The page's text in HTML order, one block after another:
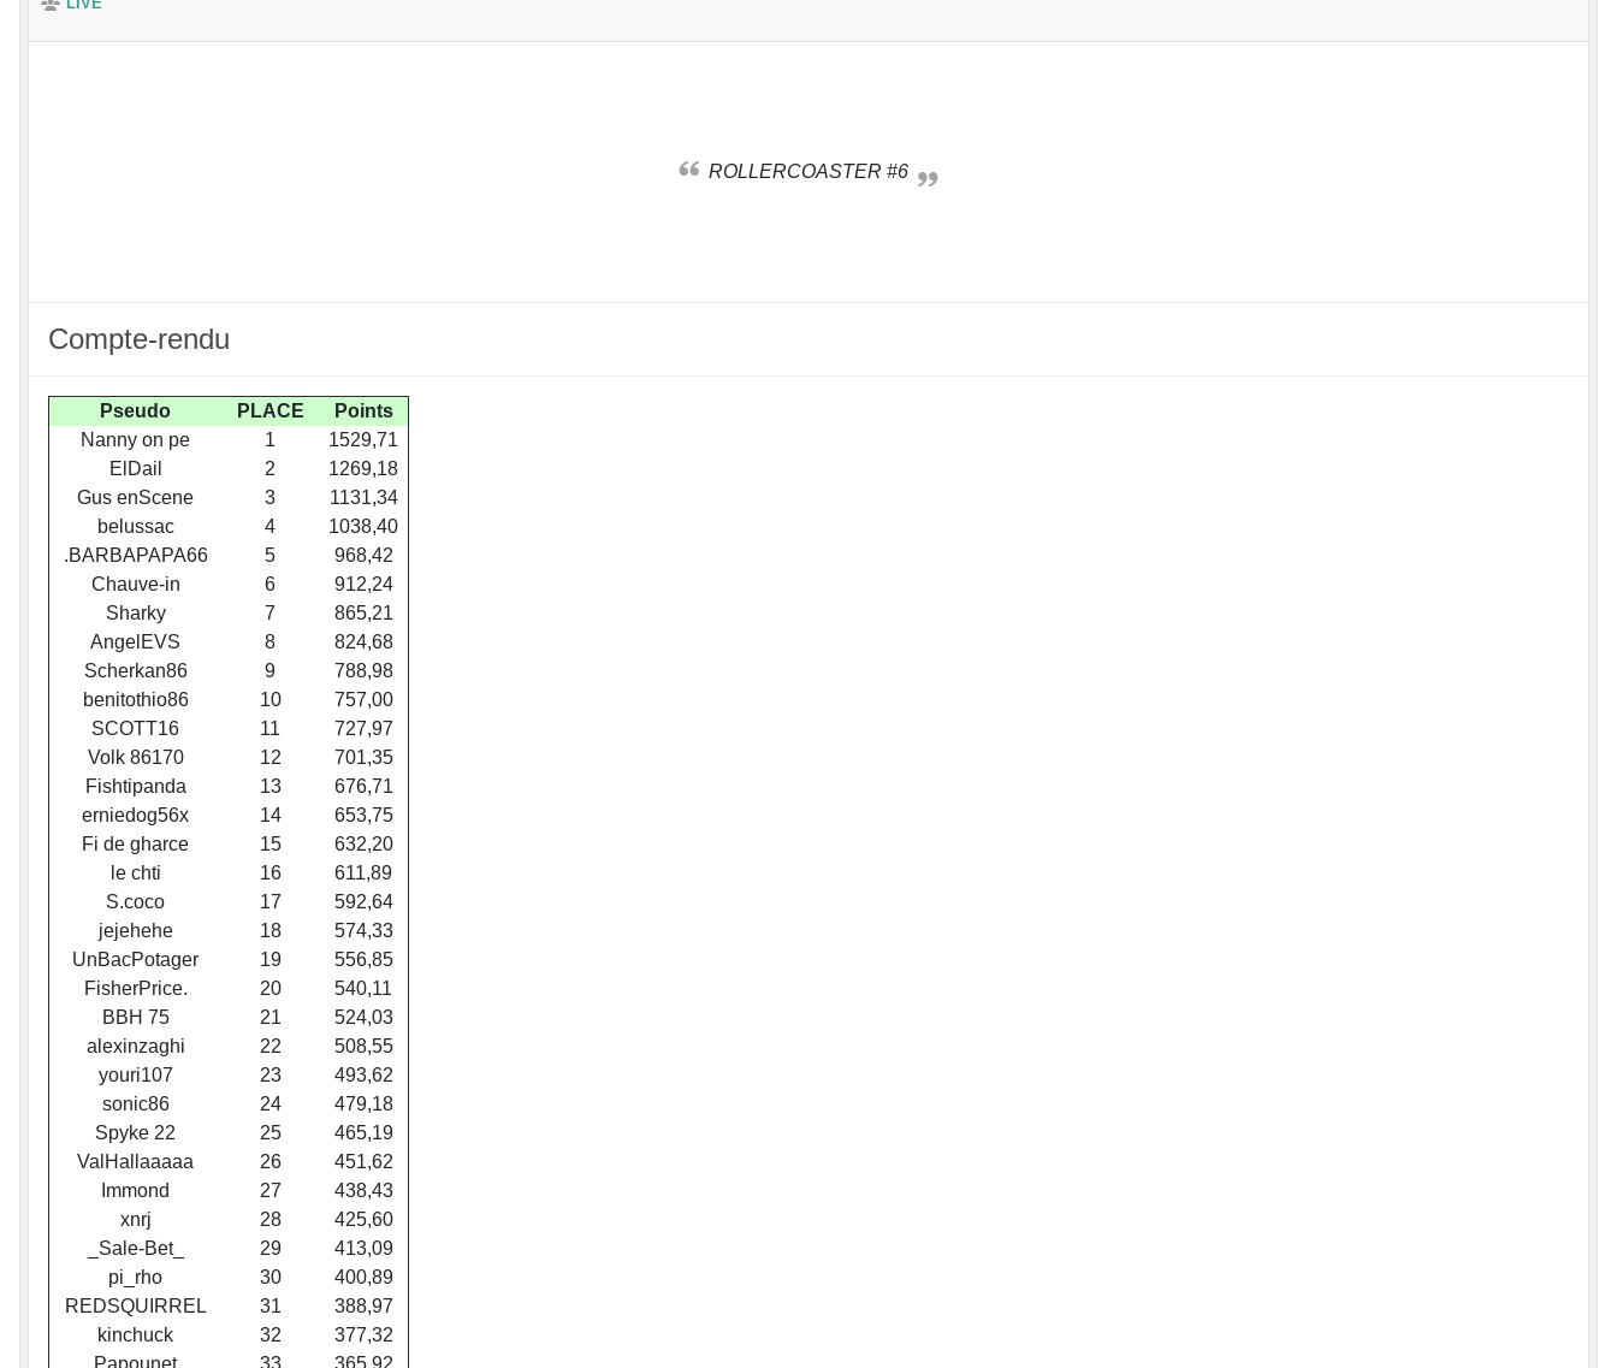
ROLLERCOASTER #6
Compte-rendu
Pseudo PLACE
Points
Nanny on pe
1
1529,71
ElDail
2
1269,18
Gus enScene
3
1131,34
belussac
4
1038,40
.BARBAPAPA66
5
968,42
Chauve-in
6
912,24
Sharky
7
865,21
AngelEVS
8
824,68
Scherkan86
9
788,98
benitothio86
10
757,00
SCOTT16
11
727,97
Volk 86170
12
701,35
Fishtipanda
13
676,71
erniedog56x
14
653,75
Fi de gharce
15
632,20
le chti
16
611,89
S.coco
17
592,64
jejehehe
18
574,33
UnBacPotager
19
556,85
FisherPrice.
20
540,11
BBH 75
21
524,03
alexinzaghi
22
508,55
youri107
23
493,62
sonic86
24
479,18
Spyke 22
25
465,19
ValHallaaaaa
26
451,62
Immond
27
438,43
xnrj
28
425,60
_Sale-Bet_
29
413,09
pi_rho
30
400,89
REDSQUIRREL
31
388,97
kinchuck
32
377,32
Papounet
33
365,92